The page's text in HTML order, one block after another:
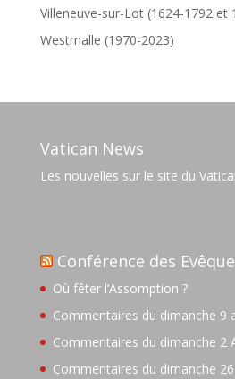
Villeneuve-sur-Lot (1624-1792 et
Westmalle (1970-2023)
Vatican News
Les nouvelles sur le site du
Conférence des
Où fêter l’Assomption ?
Commentaires du dimanche 9
Commentaires du dimanche 2
Commentaires du dimanche